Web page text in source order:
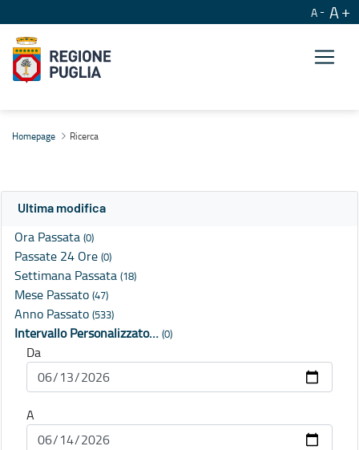
A A
Homepage Ricerca
Ultima modifica
Ora Passata (0)
Passate 24 Ore (0)
Settimana Passata (18)
Mese Passato (47)
Anno Passato (533)
Intervallo Personalizzato… (0)
Da
A